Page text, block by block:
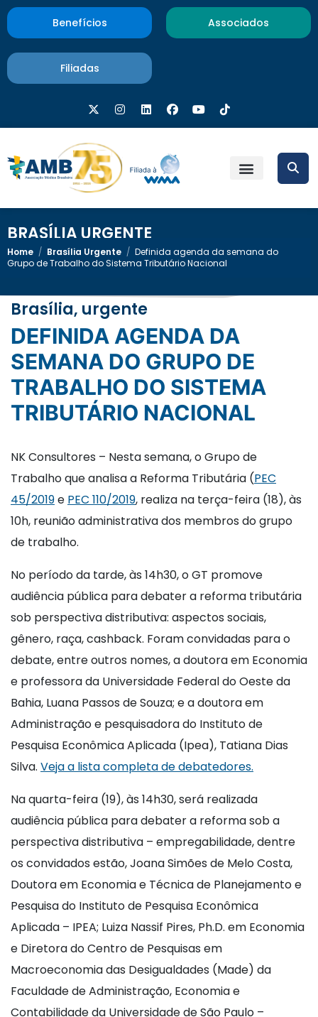
Benefícios Associados
Filiadas
BRASÍLIA URGENTE
Home / Brasília Urgente / Definida agenda da semana do
Grupo de Trabalho do Sistema Tributário Nacional
Brasília, urgente
DEFINIDA AGENDA DA
SEMANA DO GRUPO DE
TRABALHO DO SISTEMA
TRIBUTÁRIO NACIONAL
NK Consultores – Nesta semana, o Grupo de
Trabalho que analisa a Reforma Tributária (PEC
45/2019e PEC 110/2019, realiza na terça-feira (18), às
10h, reunião administrativa dos membros do grupo
de trabalho.
No período da tarde, às 14h30, o GT promove
audiência pública para debater a reforma tributária
sob perspectiva distributiva: aspectos sociais,
gênero, raça, cashback. Foram convidadas para o
debate, entre outros nomes, a doutora em Economia
e professora da Universidade Federal do Oeste da
Bahia, Luana Passos de Souza; e a doutora em
Administração e pesquisadora do Instituto de
Pesquisa Econômica Aplicada (Ipea), Tatiana Dias
Silva. Veja a lista completa de debatedores.
Na quarta-feira (19), às 14h30, será realizada
audiência pública para debater a reforma sob a
perspectiva distributiva – empregabilidade, dentre
os convidados estão, Joana Simões de Melo Costa,
Doutora em Economia e Técnica de Planejamento e
Pesquisa do Instituto de Pesquisa Econômica
Aplicada – IPEA; Luiza Nassif Pires, Ph.D. em Economia
e Diretora do Centro de Pesquisas em
Macroeconomia das Desigualdades (Made) da
Faculdade de Administração, Economia e
Contabilidade da Universidade de São Paulo –